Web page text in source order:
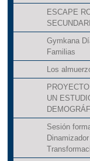
ESCAPE
Gymkana
Familias
Los
UN
Sesión